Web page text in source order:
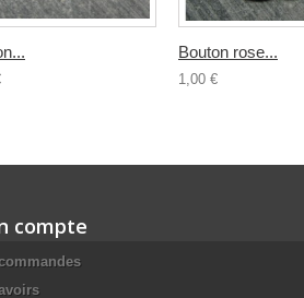
Bouton rose...
1,00 €
compte